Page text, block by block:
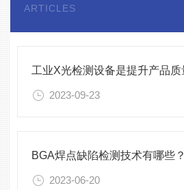
ARTICLES
2023-09-23
BGA焊点缺陷检测技术有哪些？
2023-06-20